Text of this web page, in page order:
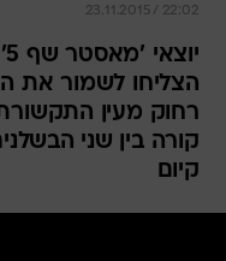
23.11.2015 / 22:02
הצליחו לשמור את
רחוק מעין
קורה בין שני
קיום